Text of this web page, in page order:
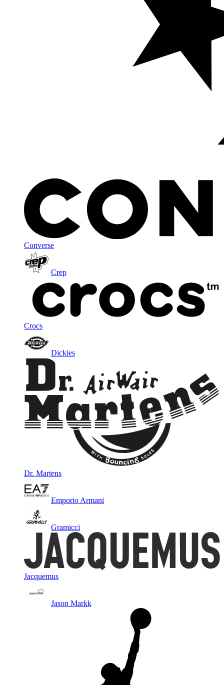
Converse
Crep
Crocs
Dickies
Dr. Martens
Emporio Armani
Gramicci
Jacquemus
Jason Markk